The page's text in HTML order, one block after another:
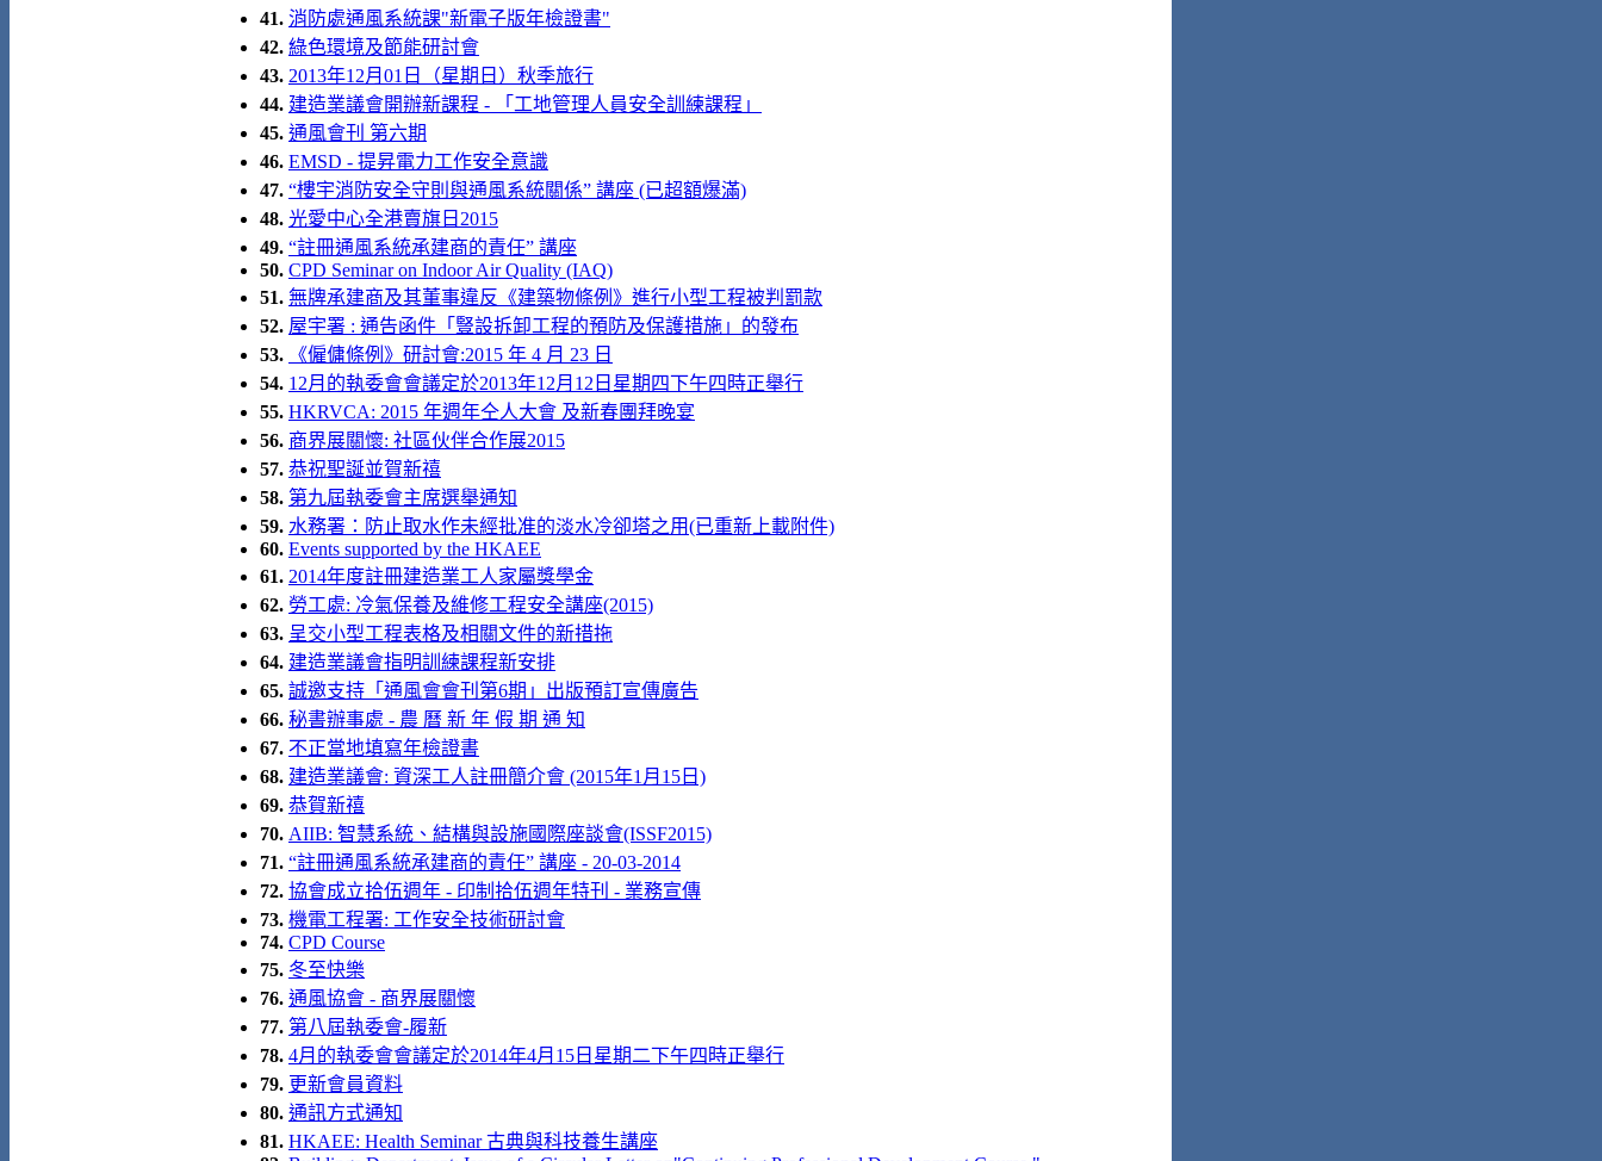
41. 消防處通風系統課"新電子版年檢證書"
42. 綠色環境及節能研討會
43. 2013年12月01日（星期日）秋季旅行
44. 建造業議會開辦新課程 - 「工地管理人員安全訓練課程」
45. 通風會刊 第六期
46. EMSD - 提昇電力工作安全意識
47. “樓宇消防安全守則與通風系統關係” 講座 (已超額爆滿)
48. 光愛中心全港賣旗日2015
49. “註冊通風系統承建商的責任” 講座
50. CPD Seminar on Indoor Air Quality (IAQ)
51. 無牌承建商及其董事違反《建築物條例》進行小型工程被判罰款
52. 屋宇署 : 通告函件「豎設拆卸工程的預防及保護措施」的發布
53.
《僱傭條例》研討會:2015 年 4 月 23 日
54. 12月的執委會會議定於2013年12月12日星期四下午四時正舉行
55. HKRVCA: 2015 年週年仝人大會 及新春團拜晚宴
56. 商界展關懷: 社區伙伴合作展2015
57. 恭祝聖誕並賀新禧
58. 第九屆執委會主席選舉通知
59. 水務署：防止取水作未經批准的淡水冷卻塔之用(已重新上載附件)
60. Events supported by the HKAEE
61. 2014年度註冊建造業工人家屬獎學金
62. 勞工處: 冷氣保養及維修工程安全講座(2015)
63. 呈交小型工程表格及相關文件的新措拖
64. 建造業議會指明訓練課程新安排
65. 誠邀支持「通風會會刊第6期」出版預訂宣傳廣告
66. 秘書辦事處 - 農 曆 新 年 假 期 通 知
67. 不正當地填寫年檢證書
68. 建造業議會: 資深工人註冊簡介會 (2015年1月15日)
69. 恭賀新禧
70. AIIB: 智慧系統、結構與設施國際座談會(ISSF2015)
71. “註冊通風系統承建商的責任” 講座 - 20-03-2014
72. 協會成立拾伍週年 - 印制拾伍週年特刊 - 業務宣傳
73. 機電工程署: 工作安全技術研討會
74. CPD Course
75. 冬至快樂
76. 通風協會 - 商界展關懷
77. 第八屆執委會-履新
78. 4月的執委會會議定於2014年4月15日星期二下午四時正舉行
79. 更新會員資料
80. 通訊方式通知
81. HKAEE: Health Seminar 古典與科技養生講座